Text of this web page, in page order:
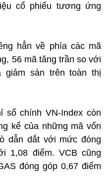
cổ phiếu tương ứng
hẳn về phía các mã
56 mã tăng trần so với
giảm sàn trên toàn thị
số chính VN-Index còn
kể của những mã vốn
dẫn dắt với mức đóng
1,08 điểm. VCB cũng
đóng góp 0,67 điểm